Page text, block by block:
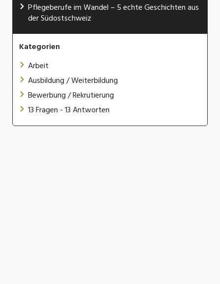
Pflegeberufe im Wandel – 5 echte Geschichten aus
der Südostschweiz
Kategorien
Arbeit
Ausbildung / Weiterbildung
Bewerbung / Rekrutierung
13 Fragen - 13 Antworten